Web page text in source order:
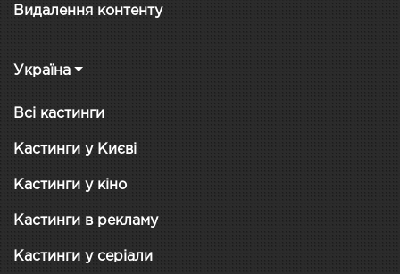
Видалення контенту
Україна
Всі кастинги
Кастинги у Києві
Кастинги у кіно
Кастинги в рекламу
Кастинги у серіали